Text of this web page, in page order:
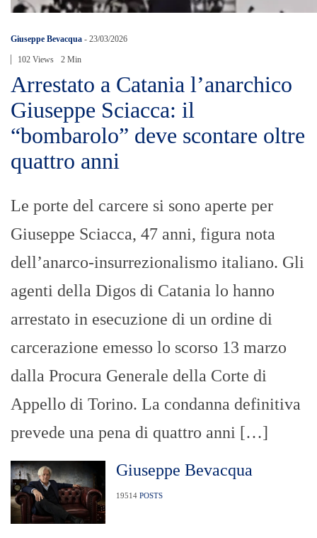
Giuseppe Bevacqua - 23/03/2026
102 Views 2 Min
Arrestato a Catania l’anarchico
Giuseppe Sciacca: il
“bombarolo” deve scontare oltre
quattro anni
Le porte del carcere si sono aperte per
Giuseppe Sciacca, 47 anni, figura nota
dell’anarco-insurrezionalismo italiano. Gli
agenti della Digos di Catania lo hanno
arrestato in esecuzione di un ordine di
carcerazione emesso lo scorso 13 marzo
dalla Procura Generale della Corte di
Appello di Torino. La condanna definitiva
prevede una pena di quattro anni […]
Giuseppe Bevacqua
19514 POSTS